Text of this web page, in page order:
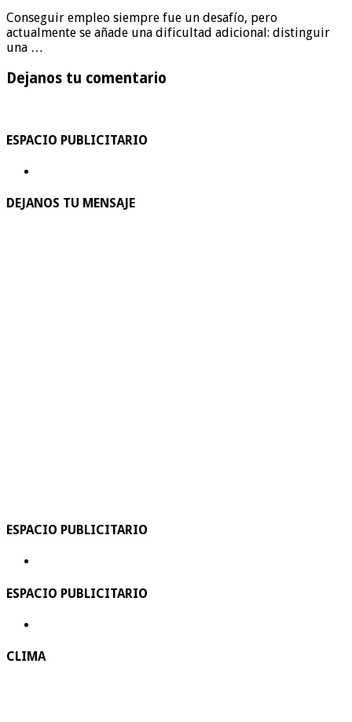
Conseguir empleo siempre fue un desafío, pero
actualmente se añade una dificultad adicional: distinguir
una …
Dejanos tu comentario
ESPACIO PUBLICITARIO
DEJANOS TU MENSAJE
ESPACIO PUBLICITARIO
ESPACIO PUBLICITARIO
CLIMA